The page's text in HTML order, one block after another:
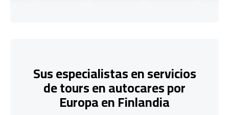
Sus especialistas en servicios
de tours en autocares por
Europa en Finlandia